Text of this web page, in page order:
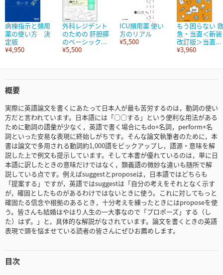
病棟指示と頻用
薬の使い方 決
定版
¥4,950
外科レジデント
のための 肝胆膵
のベーシック...
¥5,500
ICU頻用薬 使い
方のリアル
¥5,500
もう困らない 救
急・当直＜新装
改訂版＞当直...
¥3,960
概要
実際に英語論文を書くにあたって日本人が最も苦労するのは，動詞の使い
方だと言われています。日本語には「○○する」という便利な用法がある
ために動詞の語彙が少なく，英語で書く場合にもdo+名詞，perform+名
詞といった安易な表現に終始しがちです。そんな論文執筆者のために，本
書は論文で多用される動詞約1,000語をピックアップし，語源・意味を解
説した上で例文も提示しています。そして本書が優れているのは，単に日
本語に訳したときの意味だけではなく，類義語の微妙な違いも随所で解
説している点です。例えばsuggestとproposeは，日本語ではどちらも
「提案する」ですが，英語ではsuggestは「自分の考えをそれとなく示す
が，確固としたものがあるわけではないときに使う。これに対してもっと
確固たる信念や根拠のあるとき，十分考えを練ったときにはproposeを使
う。皆さんも結婚はやはり人生の一大事なので「プロポーズ」する（し
た）はず。」と，具体的な解説がなされています。論文を書くときの英語
表現で頭を悩ませている読者の皆さんにぜひお薦めします。
目次